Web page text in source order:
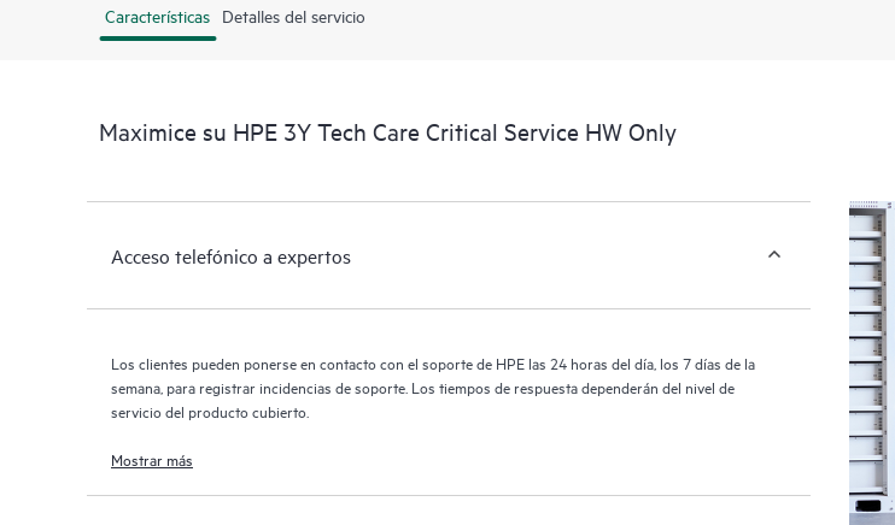
Características Detalles del servicio
Maximice su HPE 3Y Tech Care Critical Service HW Only
Acceso telefónico a expertos
Los clientes pueden ponerse en contacto con el soporte de HPE las 24 horas del día, los 7 días de la
semana, para registrar incidencias de soporte. Los tiempos de respuesta dependerán del nivel de
servicio del producto cubierto.
Mostrar más